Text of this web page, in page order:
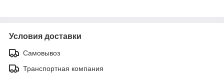
Условия доставки
Самовывоз
Транспортная компания